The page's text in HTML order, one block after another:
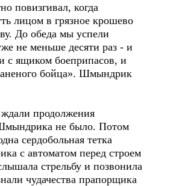
повизгивал, когда
лицом в грязное крошево
До обеда мы успели
не меньше десяти раз - и
с ящиком боеприпасов, и
бойца». Шмындрик
продолжения
не было. Потом
сердобольная тетка
с автоматом перед строем
стрельбу и позвонила
чудачества прапорщика